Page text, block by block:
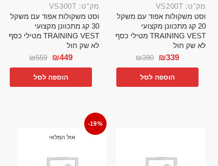
מק"ט: VS200T
וסט משקולות אפוד עם משקל
20 קג מתכוונן מקצועי
TRAINING VEST מטילי כסף
לא שק חול
₪390 ₪339
הוספה לסל
מק"ט: VS300T
וסט משקולות אפוד עם משקל
30 קג מתכוונן מקצועי
TRAINING VEST מטילי כסף
לא שק חול
₪559 ₪449
הוספה לסל
-19%
אזל המלאי